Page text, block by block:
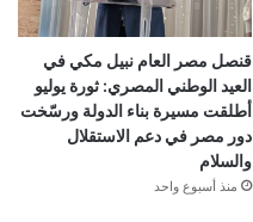
قنصل مصر العام نبيل مكي في
العيد الوطني المصري: ثورة يوليو
أطلقت مسيرة بناء الدولة ورسّخت
دور مصر في دعم الاستقلال
والسلام
منذ أسبوع واحد